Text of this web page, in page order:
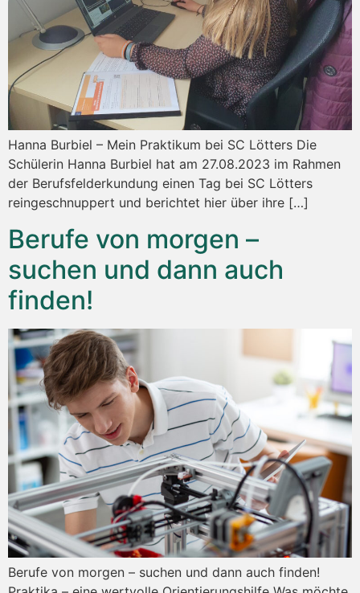
Hanna Burbiel – Mein Praktikum bei SC Lötters Die
Schülerin Hanna Burbiel hat am 27.08.2023 im Rahmen
der Berufsfelderkundung einen Tag bei SC Lötters
reingeschnuppert und berichtet hier über ihre […]
Berufe von morgen –
suchen und dann auch
finden!
Berufe von morgen – suchen und dann auch finden!